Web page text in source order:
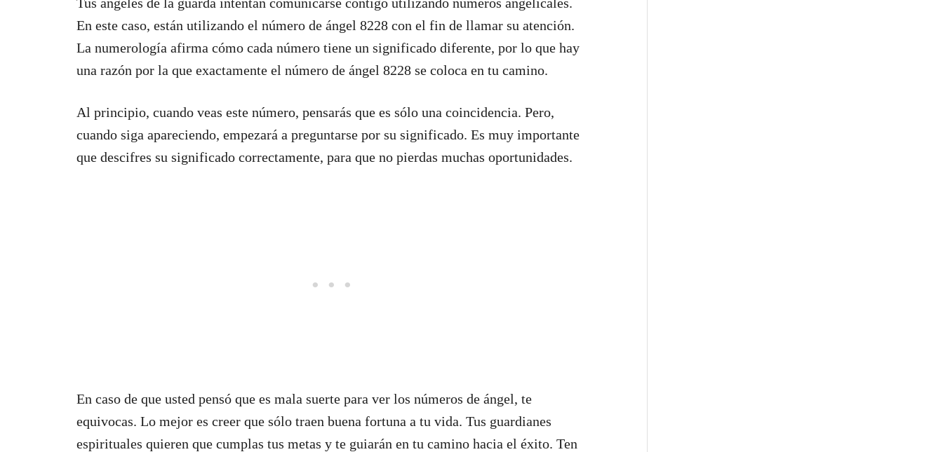
En este caso, están utilizando el número de ángel 8228 con el fin de llamar su atención.
La numerología afirma cómo cada número tiene un significado diferente, por lo que hay
una razón por la que exactamente el número de ángel 8228 se coloca en tu camino.
Al principio, cuando veas este número, pensarás que es sólo una coincidencia. Pero,
cuando siga apareciendo, empezará a preguntarse por su significado. Es muy importante
que descifres su significado correctamente, para que no pierdas muchas oportunidades.
En caso de que usted pensó que es mala suerte para ver los números de ángel, te
equivocas. Lo mejor es creer que sólo traen buena fortuna a tu vida. Tus guardianes
espirituales quieren que cumplas tus metas y te guiarán en tu camino hacia el éxito. Ten